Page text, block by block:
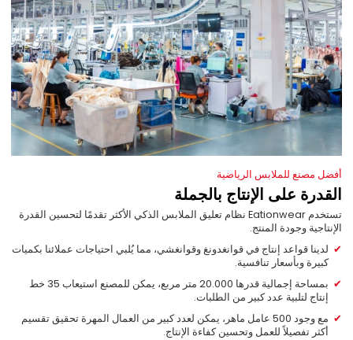
أفضل مصنع للملابس الرياضية
القدرة على الإنتاج بالجملة
تستخدم Eationwear نظام تعليق الملابس الذكي الأكثر تقدمًا لتحسين القدرة
الإنتاجية وجودة المنتج.
لدينا قواعد إنتاج في قوانغدونغ وقوانغشي، مما يُلبي احتياجات عملائنا بكميات
كبيرة وبأسعار تنافسية.
بمساحة إجمالية قدرها 20.000 متر مربع، يمكن للمصنع استيعاب 35 خط
إنتاج لتلبية عدد كبير من الطلبات.
مع وجود 500 عامل ماهر، يمكن لعدد كبير من العمال المهرة تحقيق تقسيم
أكثر تفصيلاً للعمل وتحسين كفاءة الإنتاج.